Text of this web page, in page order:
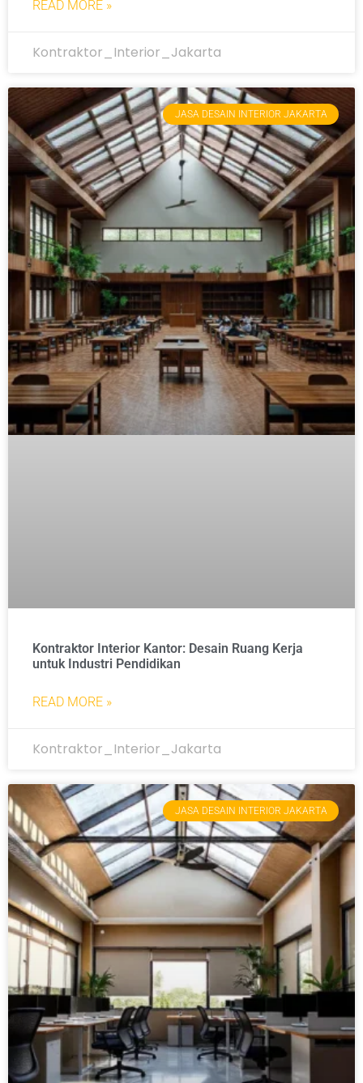
READ MORE »
Kontraktor_Interior_Jakarta
JASA DESAIN INTERIOR JAKARTA
Kontraktor Interior Kantor: Desain Ruang Kerja
untuk Industri Pendidikan
READ MORE »
Kontraktor_Interior_Jakarta
JASA DESAIN INTERIOR JAKARTA